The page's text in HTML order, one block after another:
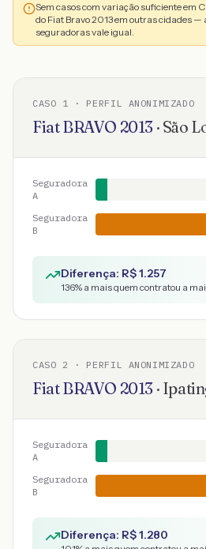
Sem casos com variação suficiente em
do Fiat Bravo 2013 em outras cidades —
seguradoras vale igual.
CASO 1 · PERFIL ANONIMIZADO
FiatBRAVO 2013 · São
Seguradora
A
Seguradora
B
Diferença: R$1.257
136% a mais quem contratou a
CASO 2 · PERFIL ANONIMIZADO
FiatBRAVO 2013 ·
Seguradora
A
Seguradora
B
Diferença: R$1.280